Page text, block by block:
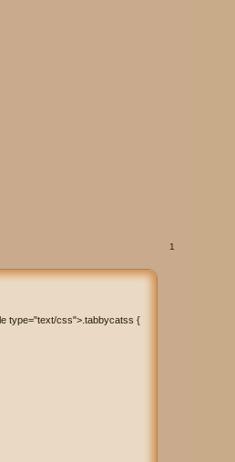
1
type="text/css">.tabbycatss {